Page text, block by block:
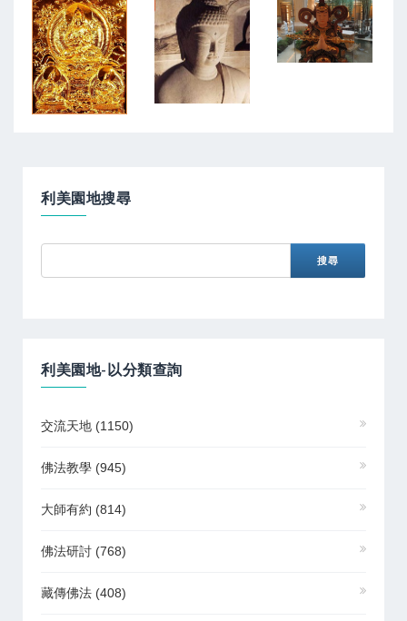
利美園地搜尋
利美園地-以分類查詢
交流天地 (1150)
佛法教學 (945)
大師有約 (814)
佛法研討 (768)
藏傳佛法 (408)